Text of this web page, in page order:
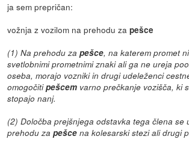
ja sem prepričan:
vožnja z vozilom na prehodu zapešce
(1) Na prehodu zapešce, na katerem promet
svetlobnimi prometnimi znaki ali ga ne ureja
oseba, morajo vozniki in drugi udeleženci
omogočitipešcem varno prečkanje vozišča, ki
stopajo nanj.
(2) Določba prejšnjega odstavka tega člena se
prehodu zapešce na kolesarski stezi ali drugi